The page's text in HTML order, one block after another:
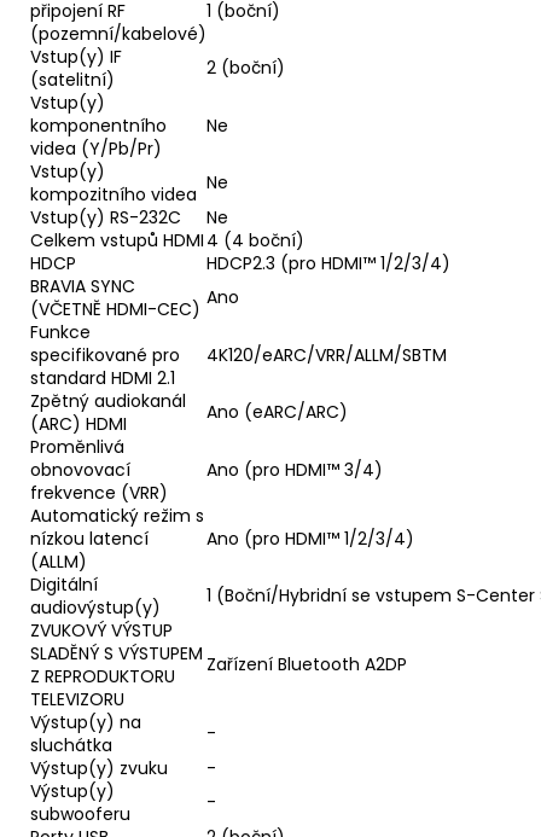
připojení RF
(pozemní/kabelové)
1 (boční)
Vstup(y) IF
(satelitní)
2 (boční)
Vstup(y)
komponentního
videa (Y/Pb/Pr)
Ne
Vstup(y)
kompozitního videa Ne
Vstup(y) RS-232C
Ne
Celkem vstupů HDMI 4 (4 boční)
HDCP
HDCP2.3 (pro HDMI™ 1/2/3/4)
BRAVIA SYNC
(VČETNĚ HDMI-CEC) Ano
Funkce
specifikované pro
standard HDMI 2.1
4K120/eARC/VRR/ALLM/SBTM
Zpětný audiokanál
(ARC) HDMI
Ano (eARC/ARC)
Proměnlivá
obnovovací
frekvence (VRR)
Ano (pro HDMI™ 3/4)
Automatický režim s
nízkou latencí
(ALLM)
Ano (pro HDMI™ 1/2/3/4)
Digitální
audiovýstup(y)
1 (Boční/Hybridní se vstupem S-Center
ZVUKOVÝ VÝSTUP
SLADĚNÝ S VÝSTUPEM
Z REPRODUKTORU
TELEVIZORU
Zařízení Bluetooth A2DP
Výstup(y) na
sluchátka
-
Výstup(y) zvuku
-
Výstup(y)
subwooferu
-